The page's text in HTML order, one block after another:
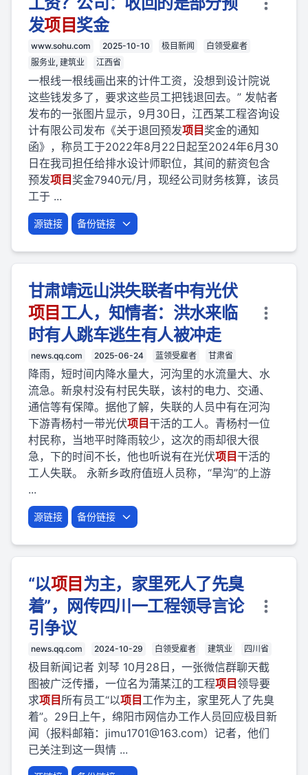
发项目奖金
www.sohu.com 2025-10-10 极目新闻
白领受雇者
服务业, 建筑业
江西省
一根线一根线画出来的计件工资，没想到设计院说
这些钱发多了，要求这些员工把钱退回去。” 发帖者
发布的一张图片显示，9月30日，江西某工程咨询设
计有限公司发布《关于退回预发项目 奖金的通知
函》，称员工于2022年8月22日起至2024年6月30
日在我司担任给排水设计师职位，其间的薪资包含
预发项目 奖金7940元/月，现经公司财务核算，该员
工于 ...
源链接 备份链接
甘肃靖远山洪失联者中有光伏
项目 工人，知情者：洪水来临
时有人跳车逃生有人被冲走
news.qq.com 2025-06-24 蓝领受雇者 甘肃省
降雨，短时间内降水量大，河沟里的水流量大、水
流急。新泉村没有村民失联，该村的电力、交通、
通信等有保障。据他了解，失联的人员中有在河沟
下游青杨村一带光伏项目干活的工人。青杨村一位
村民称，当地平时降雨较少，这次的雨却很大很
急，下的时间不长，他也听说有在光伏项目干活的
工人失联。 永新乡政府值班人员称，“旱沟”的上游
...
源链接 备份链接
“以项目 为主，家里死人了先臭
着”，网传四川一工程领导言论
引争议
news.qq.com 2024-10-29 白领受雇者 建筑业 四川省
极目新闻记者 刘琴 10月28日，一张微信群聊天截
图被广泛传播，一位名为蒲某江的工程项目领导要
求项目 所有员工“以项目工作为主，家里死人了先臭
着”。29日上午，绵阳市网信办工作人员回应极目新
闻（报料邮箱： jimu1701@163.com）记者，他们
已关注到这一舆情 ...